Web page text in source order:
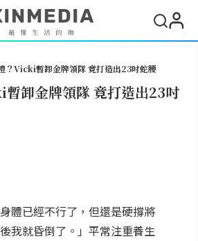
？Vicki暫卸金牌領隊 竟打造出23吋蛇腰
卸金牌領隊 竟打造出23吋
身體已經不行了，但還是硬撐將
我就昏倒了。」平常注重養生